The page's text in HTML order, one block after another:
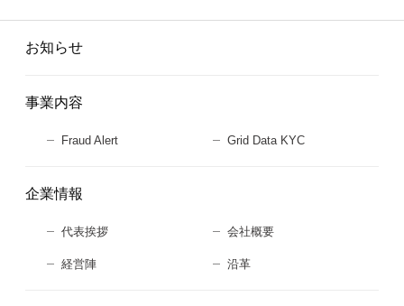
お知らせ
事業内容
Fraud Alert Grid Data KYC
企業情報
代表挨拶 会社概要
経営陣 沿革